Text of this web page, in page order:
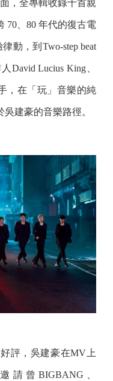
，全專輯收錄十首親
70、80 年代的復古電
動，到Two-step beat
David Lucius King、
，在「玩」音樂的純
建豪的音樂路徑。
評，吳建豪在MV上
曾BIGBANG、